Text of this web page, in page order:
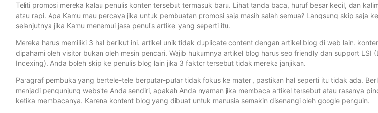
Teliti promosi mereka kalau penulis konten tersebut termasuk baru. Lihat tanda baca, huruf besar kecil, dan
atau rapi. Apa Kamu mau percaya jika untuk pembuatan promosi saja masih salah semua? Langsung skip saja
selanjutnya jika Kamu menemui jasa penulis artikel yang seperti itu.
Mereka harus memiliki 3 hal berikut ini. artikel unik tidak duplicate content dengan artikel blog di web lain.
dipahami oleh visitor bukan oleh mesin pencari. Wajib hukumnya artikel blog harus seo friendly dan support LSI
Indexing). Anda boleh skip ke penulis blog lain jika 3 faktor tersebut tidak mereka janjikan.
Paragraf pembuka yang bertele-tele berputar-putar tidak fokus ke materi, pastikan hal seperti itu tidak ada.
menjadi pengunjung website Anda sendiri, apakah Anda nyaman jika membaca artikel tersebut atau rasanya
ketika membacanya. Karena kontent blog yang dibuat untuk manusia semakin disenangi oleh google penguin.